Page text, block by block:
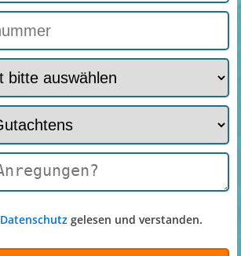
Datenschutz gelesen und verstanden.